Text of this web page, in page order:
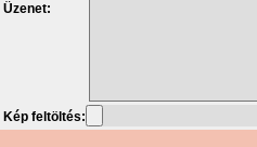
Üzenet:
Kép feltöltés: